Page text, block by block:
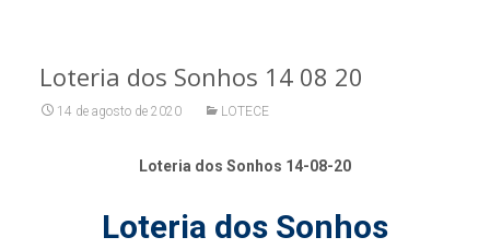
Loteria dos Sonhos 14 08 20
14 de agosto de 2020 LOTECE
Loteria dos Sonhos 14-08-20
Loteria dos Sonhos